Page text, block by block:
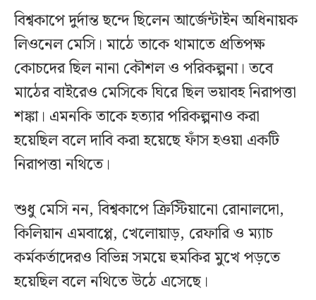
বিশ্বকাপে দুর্দান্ত ছন্দে ছিলেন আর্জেন্টাইন অধিনায়ক
লিওনেল মেসি। মাঠে তাকে থামাতে প্রতিপক্ষ
কোচদের ছিল নানা কৌশল ও পরিকল্পনা। তবে
মাঠের বাইরেও মেসিকে ঘিরে ছিল ভয়াবহ নিরাপত্তা
শঙ্কা। এমনকি তাকে হত্যার পরিকল্পনাও করা
হয়েছিল বলে দাবি করা হয়েছে ফাঁস হওয়া একটি
নিরাপত্তা নথিতে।
শুধু মেসি নন, বিশ্বকাপে ক্রিস্টিয়ানো রোনালদো,
কিলিয়ান এমবাপ্পে, খেলোয়াড়, রেফারি ও ম্যাচ
কর্মকর্তাদেরও বিভিন্ন সময়ে হুমকির মুখে পড়তে
হয়েছিল বলে নথিতে উঠে এসেছে।